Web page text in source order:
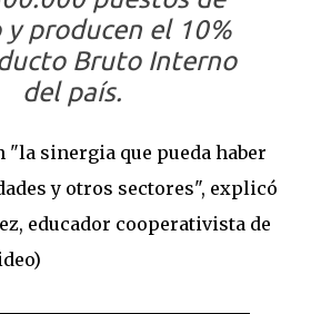
producen el 10%
Bruto Interno
del país.
"la sinergia que pueda haber
y otros sectores", explicó
educador cooperativista de